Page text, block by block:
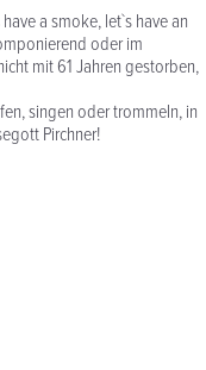
a smoke, let`s have an
oder im
mit 61 Jahren gestorben,
singen oder trommeln, in
Pirchner!